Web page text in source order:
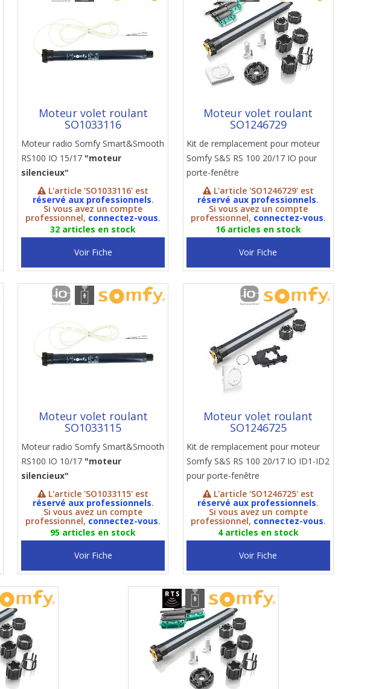
Moteur volet roulant
SO1033116
Moteur radio Somfy Smart&Smooth
RS100 IO 15/17 "moteur
silencieux"
L'article 'SO1033116' est
réservé aux professionnels.
Si vous avez un compte
professionnel, connectez-vous.
32 articles en stock
Voir Fiche
Moteur volet roulant
SO1246729
Kit de remplacement pour moteur
Somfy S&S RS 100 20/17 IO pour
porte-fenêtre
L'article 'SO1246729' est
réservé aux professionnels.
Si vous avez un compte
professionnel, connectez-vous.
16 articles en stock
Voir Fiche
Moteur volet roulant
SO1033115
Moteur radio Somfy Smart&Smooth
RS100 IO 10/17 "moteur
silencieux"
L'article 'SO1033115' est
réservé aux professionnels.
Si vous avez un compte
professionnel, connectez-vous.
95 articles en stock
Voir Fiche
Moteur volet roulant
SO1246725
Kit de remplacement pour moteur
Somfy S&S RS 100 20/17 IO ID1-ID2
pour porte-fenêtre
L'article 'SO1246725' est
réservé aux professionnels.
Si vous avez un compte
professionnel, connectez-vous.
4 articles en stock
Voir Fiche